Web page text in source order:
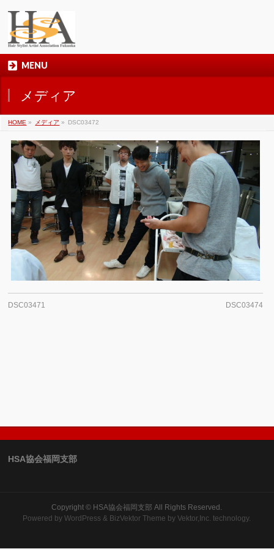
MENU
メディア
HOME » メディア » DSC03472
DSC03471 DSC03474
HSA協会福岡支部
Copyright © HSA協会福岡支部 All Rights Reserved.
Powered byWordPress & BizVektor Theme by Vektor,Inc. technology.